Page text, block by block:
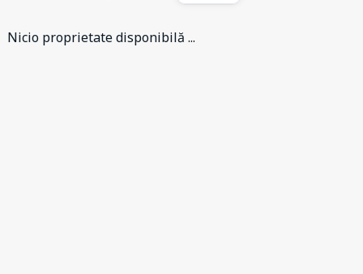
Nicio proprietate disponibilă ...